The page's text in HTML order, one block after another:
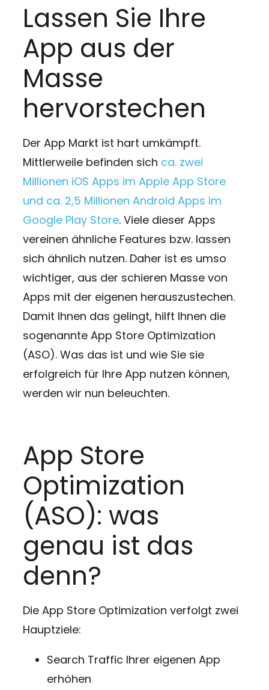
Lassen Sie Ihre
App aus der
Masse
hervorstechen
Der App Markt ist hart umkämpft.
Mittlerweile befinden sich ca. zwei
Millionen iOS Apps im Apple App Store
und ca. 2,5 Millionen Android Apps im
Google Play Store. Viele dieser Apps
vereinen ähnliche Features bzw. lassen
sich ähnlich nutzen. Daher ist es umso
wichtiger, aus der schieren Masse von
Apps mit der eigenen herauszustechen.
Damit Ihnen das gelingt, hilft Ihnen die
sogenannte App Store Optimization
(ASO). Was das ist und wie Sie sie
erfolgreich für Ihre App nutzen können,
werden wir nun beleuchten.
App Store
Optimization
(ASO): was
genau ist das
denn?
Die App Store Optimization verfolgt zwei
Hauptziele:
Search Traffic Ihrer eigenen App
erhöhen